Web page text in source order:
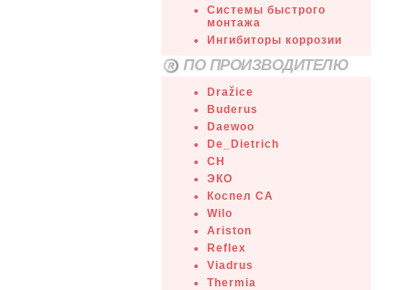
Системы быстрого
монтажа
Ингибиторы коррозии
ПО ПРОИЗВОДИТЕЛЮ
Dražice
Buderus
Daewoo
De_Dietrich
СН
ЭКО
Коспел СА
Wilo
Ariston
Reflex
Viadrus
Thermia